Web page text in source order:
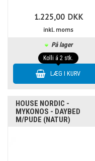
1.225,00 DKK
inkl. moms
På lager
Kolli á 2 stk.
HOUSE NORDIC -
MYKONOS - DAYBED
M/PUDE (NATUR)